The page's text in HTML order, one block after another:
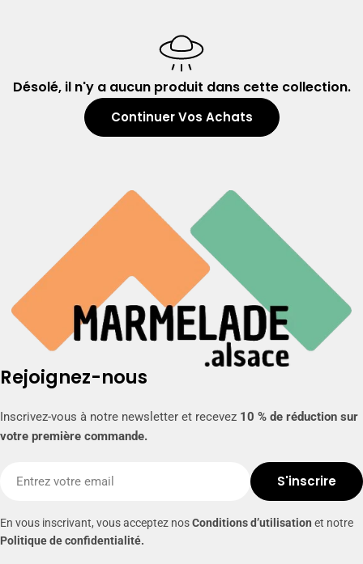
Désolé, il n'y a aucun produit dans cette collection.
Continuer Vos Achats
Rejoignez-nous
Inscrivez-vous à notre newsletter et recevez 10 % de réduction sur
votre première commande.
mail
S'inscrire
En vous inscrivant, vous acceptez nosConditions d’utilisation et notre
Politique de confidentialité.